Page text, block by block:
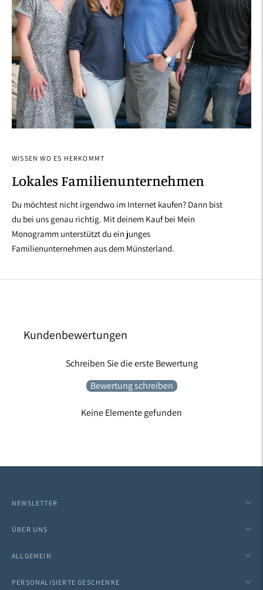
WISSEN WO ES HERKOMMT
Lokales Familienunternehmen
Du möchtest nicht irgendwo im Internet kaufen? Dann bist
du bei uns genau richtig. Mit deinem Kauf bei Mein
Monogramm unterstützt du ein junges
Familienunternehmen aus dem Münsterland.
Kundenbewertungen
Schreiben Sie die erste Bewertung
Bewertung schreiben
Keine Elemente gefunden
NEWSLETTER
ÜBER UNS
ALLGEMEIN
PERSONALISIERTE GESCHENKE